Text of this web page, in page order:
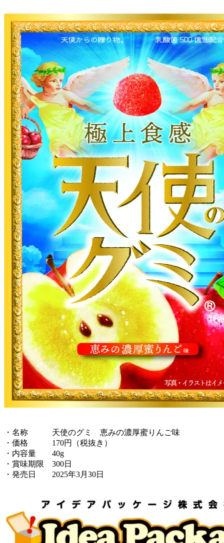
・名称 天使のグミ 恵みの濃厚蜜りんご味
・価格 170円（税抜き）
・内容量 40g
・賞味期限 300日
・発売日 2025年3月30日